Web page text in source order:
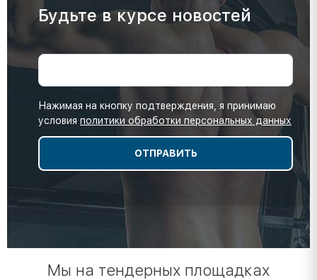
Будьте в курсе новостей
Нажимая на кнопку подтверждения, я принимаю
условия политики обработки персональных данных
Мы на тендерных площадках